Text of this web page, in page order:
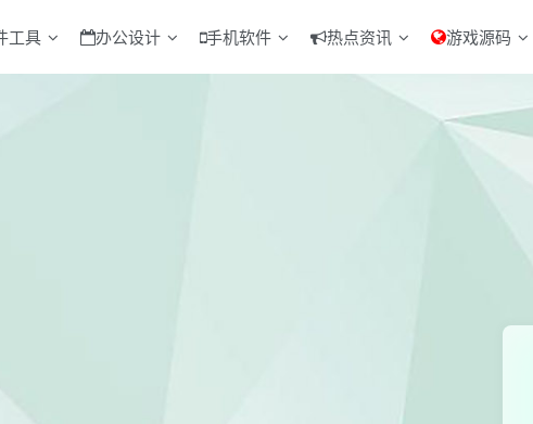
工具 办公设计 手机软件 热点资讯 游戏源码